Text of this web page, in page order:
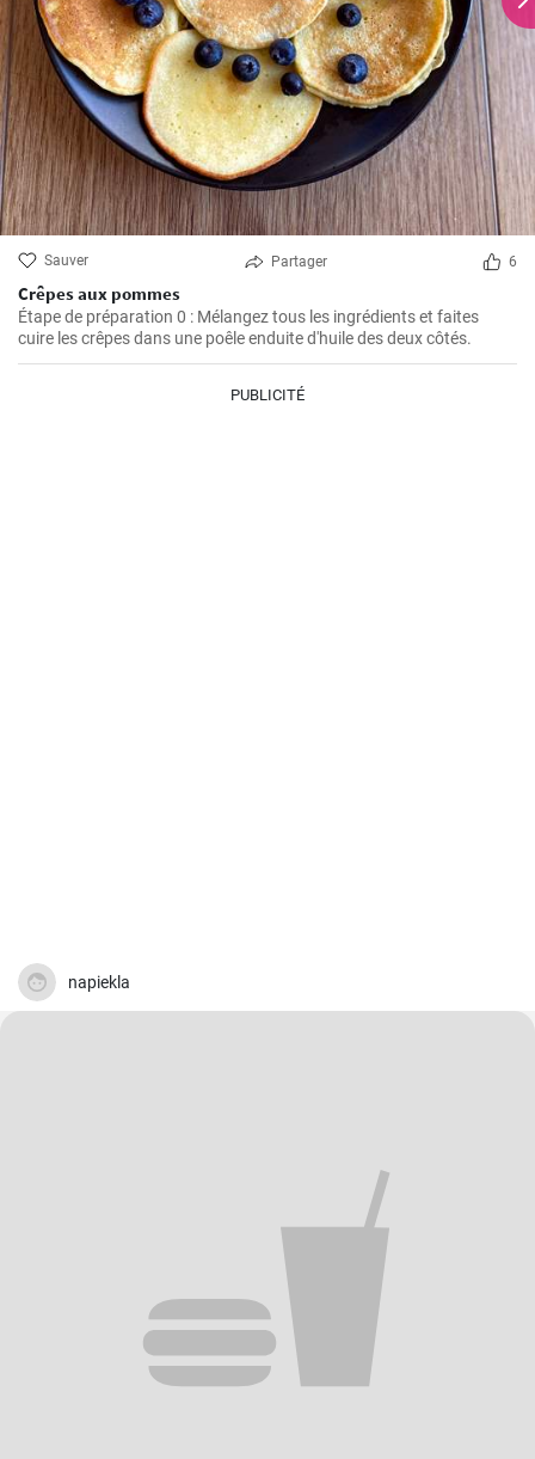
Sauver Partager 6
Crêpes aux pommes
Étape de préparation 0 : Mélangez tous les ingrédients et faites
cuire les crêpes dans une poêle enduite d'huile des deux côtés.
PUBLICITÉ
napiekla